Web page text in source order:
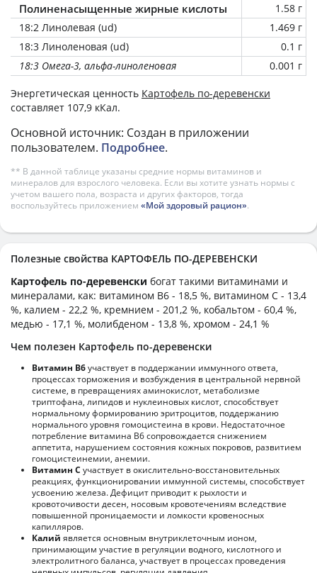
Полиненасыщенные жирные кислоты
1.58 г
18:2 Линолевая (ud)
1.469 г
18:3 Линоленовая (ud)
0.1 г
18:3 Омега-3, альфа-линоленовая
0.001 г
Энергетическая ценность Картофель по-деревенски
составляет 107,9 кКал.
Основной источник: Создан в приложении
пользователем. Подробнее.
** В данной таблице указаны средние нормы витаминов и
минералов для взрослого человека. Если вы хотите узнать нормы с
учетом вашего пола, возраста и других факторов, тогда
воспользуйтесь приложением «Мой здоровый рацион».
Полезные свойства КАРТОФЕЛЬ ПО-ДЕРЕВЕНСКИ
Картофель по-деревенски богат такими витаминами и
минералами, как: витамином B6 - 18,5 %, витамином C - 13,4
%, калием - 22,2 %, кремнием - 201,2 %, кобальтом - 60,4 %,
медью - 17,1 %, молибденом - 13,8 %, хромом - 24,1 %
Чем полезен Картофель по-деревенски
Витамин В6участвует в поддержании иммунного ответа,
процессах торможения и возбуждения в центральной нервной
системе, в превращениях аминокислот, метаболизме
триптофана, липидов и нуклеиновых кислот, способствует
нормальному формированию эритроцитов, поддержанию
нормального уровня гомоцистеина в крови. Недостаточное
потребление витамина В6 сопровождается снижением
аппетита, нарушением состояния кожных покровов, развитием
гомоцистеинемии, анемии.
Витамин С участвует в окислительно-восстановительных
реакциях, функционировании иммунной системы, способствует
усвоению железа. Дефицит приводит к рыхлости и
кровоточивости десен, носовым кровотечениям вследствие
повышенной проницаемости и ломкости кровеносных
капилляров.
Калий является основным внутриклеточным ионом,
принимающим участие в регуляции водного, кислотного и
электролитного баланса, участвует в процессах проведения